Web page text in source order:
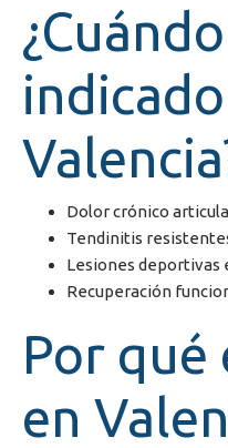
Dolor crónico
Tendinitis
Lesiones deportivas
Recuperación
Por qué
en